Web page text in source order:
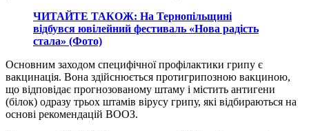
ЧИТАЙТЕ ТАКОЖ: На Тернопільщині
відбувся ювілейний фестиваль «Нова радість
стала» (Фото)
Основним заходом специфічної профілактики грипу є
вакцинація. Вона здійснюється протигрипозною вакциною,
що відповідає прогнозованому штаму і містить антигени
(білок) одразу трьох штамів вірусу грипу, які відбираються на
основі рекомендацій ВООЗ.